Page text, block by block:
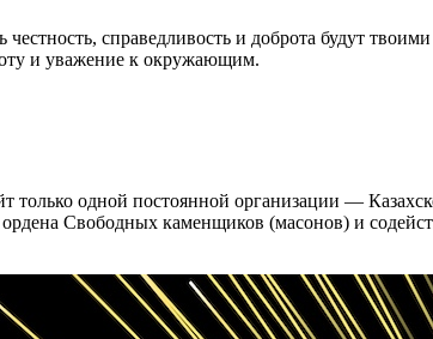
справедливость и доброта будут
и уважение к окружающим.
только одной постоянной организации —
Свободных каменщиков (масонов) и